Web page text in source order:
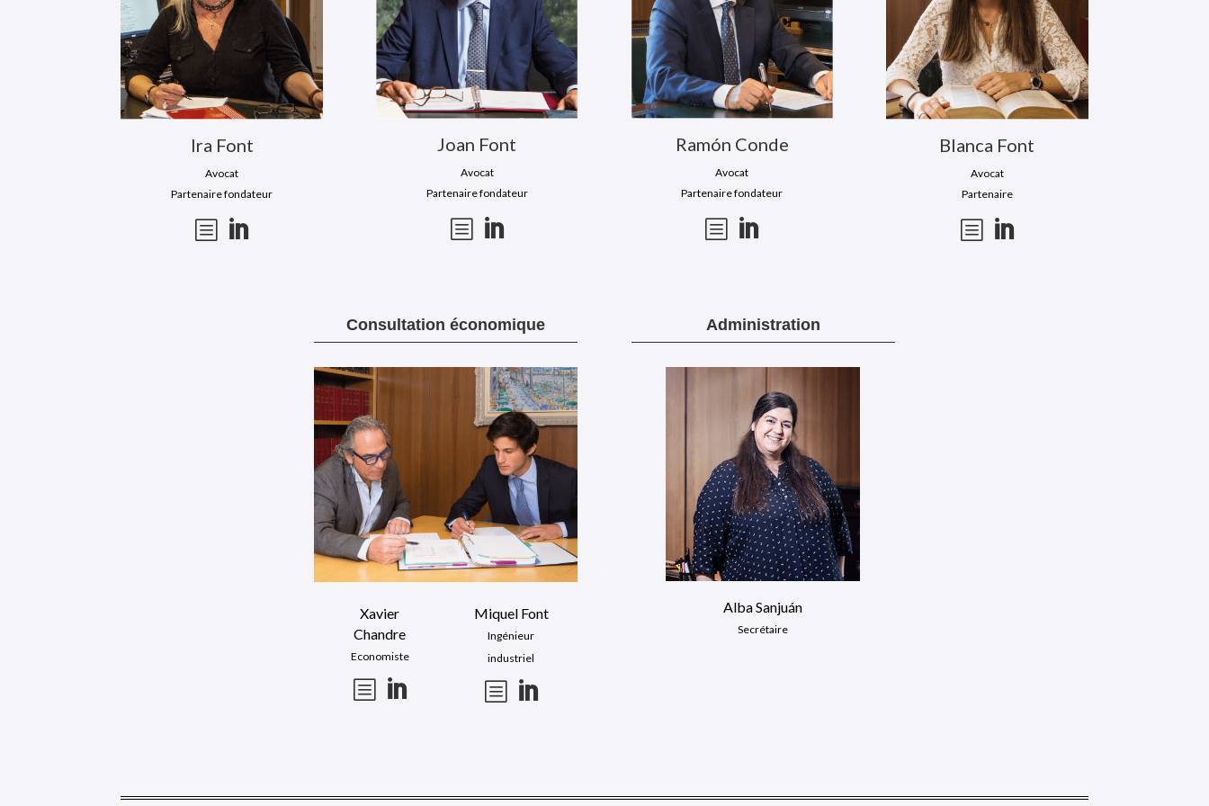
Ira Font
Avocat
Partenaire fondateur
b 
Joan Font
Avocat
Partenaire fondateur
b 
Ramón Conde
Avocat
Partenaire fondateur
b 
Blanca Font
Avocat
Partenaire
b 
Consultation économique
Xavier
Chandre
Economiste
b 
Miquel Font
Ingénieur
industriel
b 
Administration
Alba Sanjuán
Secrétaire